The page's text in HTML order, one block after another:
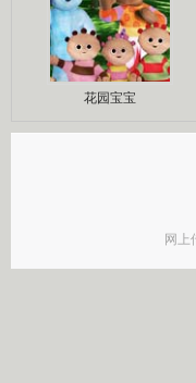
花园宝宝
网上